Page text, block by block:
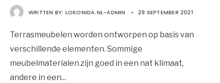
WRITTEN BY: LOKONIDA.NL-ADMIN • 29 SEPTEMBER 2021
Terrasmeubelen worden ontworpen op basis van
verschillende elementen. Sommige
meubelmaterialen zijn goed in een nat klimaat,
andere in een...